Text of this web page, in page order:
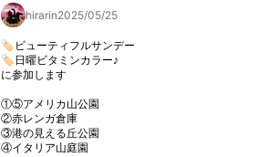
hirarin2025/05/25
🏷️ビューティフルサンデー
🏷️日曜ビタミンカラー♪
に参加します
①⑤アメリカ山公園
②赤レンガ倉庫
③港の見える丘公園
④イタリア山庭園